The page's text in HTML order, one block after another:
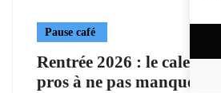
Pause café
Rentrée 2026 : le
pros à ne pas manquer à